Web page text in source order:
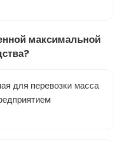
максимальной
для перевозки масса